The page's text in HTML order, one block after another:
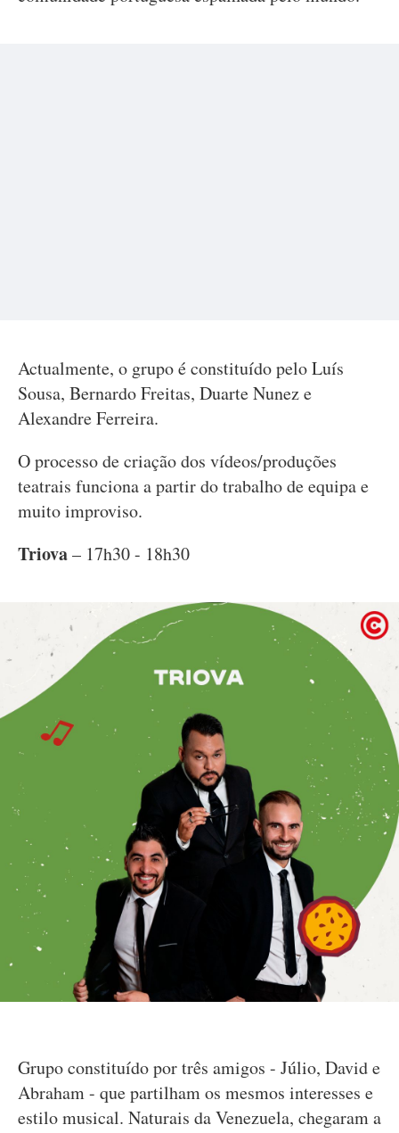
Actualmente, o grupo é constituído pelo Luís
Sousa, Bernardo Freitas, Duarte Nunez e
Alexandre Ferreira.
O processo de criação dos vídeos/produções
teatrais funciona a partir do trabalho de equipa e
muito improviso.
Triova– 17h30 - 18h30
Grupo constituído por três amigos - Júlio, David e
Abraham - que partilham os mesmos interesses e
estilo musical. Naturais da Venezuela, chegaram a